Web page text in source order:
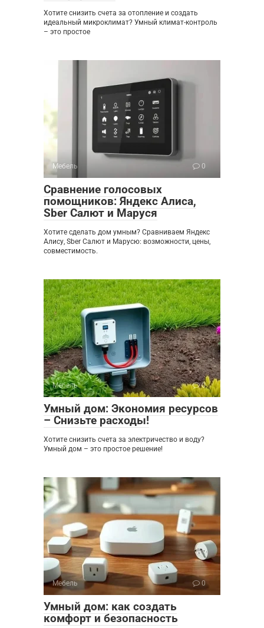
Хотите снизить счета за отопление и создать
идеальный микроклимат? Умный климат-контроль
– это простое
Мебель 0
Сравнение голосовых
помощников: Яндекс Алиса,
Sber Салют и Маруся
Хотите сделать дом умным? Сравниваем Яндекс
Алису, Sber Салют и Марусю: возможности, цены,
совместимость.
Мебель 0
Умный дом: Экономия ресурсов
– Снизьте расходы!
Хотите снизить счета за электричество и воду?
Умный дом – это простое решение!
Мебель 0
Умный дом: как создать
комфорт и безопасность